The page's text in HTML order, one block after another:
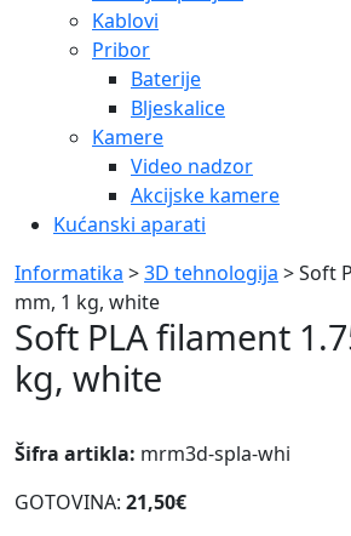
Kablovi
Pribor
Baterije
Bljeskalice
Kamere
Video nadzor
Akcijske kamere
Kućanski aparati
Informatika >3D tehnologija > Soft
mm, 1 kg, white
Soft PLA filament
kg, white
Šifra artikla: mrm3d-spla-whi
GOTOVINA: 21,50€